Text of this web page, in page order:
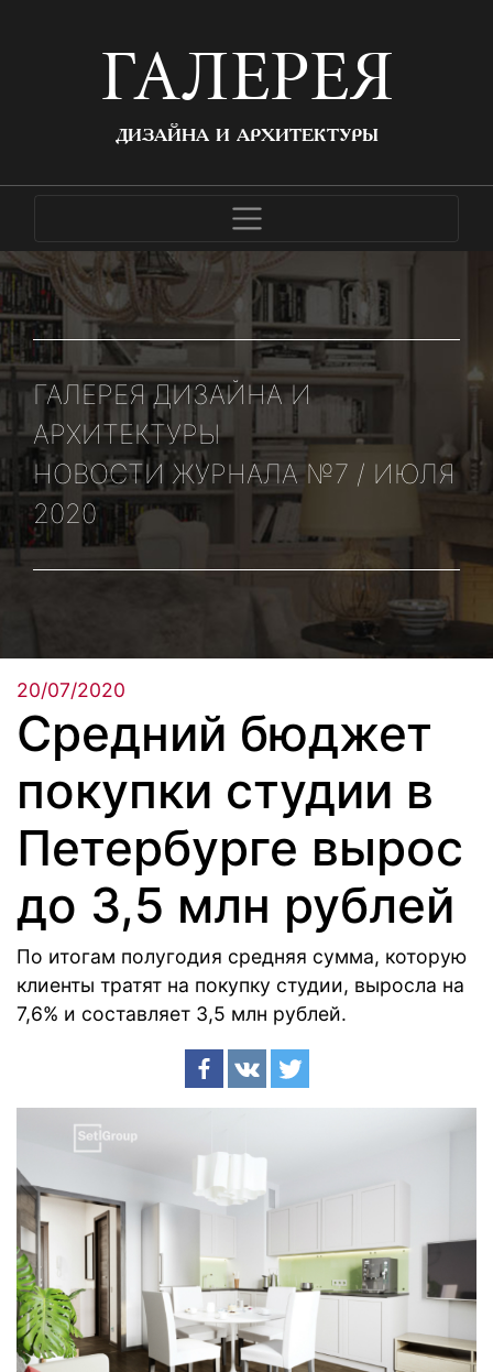
ГАЛЕРЕЯ
ДИЗАЙНА И АРХИТЕКТУРЫ
ГАЛЕРЕЯ ДИЗАЙНА И
АРХИТЕКТУРЫ
НОВОСТИ ЖУРНАЛА №7 / ИЮЛЯ
2020
20/07/2020
Средний бюджет
покупки студии в
Петербурге вырос
до 3,5 млн рублей
По итогам полугодия средняя сумма, которую
клиенты тратят на покупку студии, выросла на
7,6% и составляет 3,5 млн рублей.